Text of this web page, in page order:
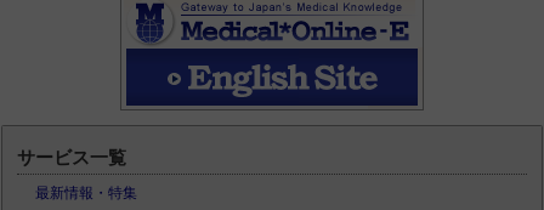
サービス一覧
最新情報・特集